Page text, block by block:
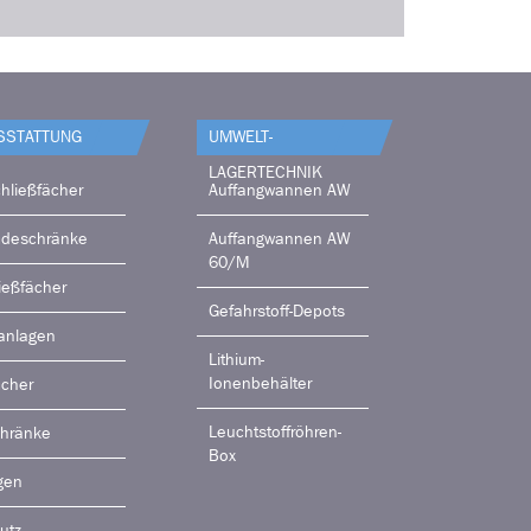
UMWELT-
LAGERTECHNIK
Auffangwannen AW
Auffangwannen AW
60/M
Gefahrstoff-Depots
Lithium-
Ionenbehälter
Leuchtstoffröhren-
Box